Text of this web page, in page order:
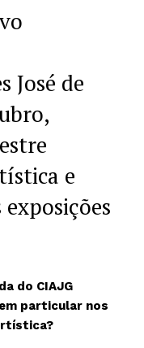
José de
e
do CIAJG
particular nos